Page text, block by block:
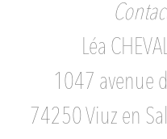
Léa
1047 avenue
74250 Viuz en